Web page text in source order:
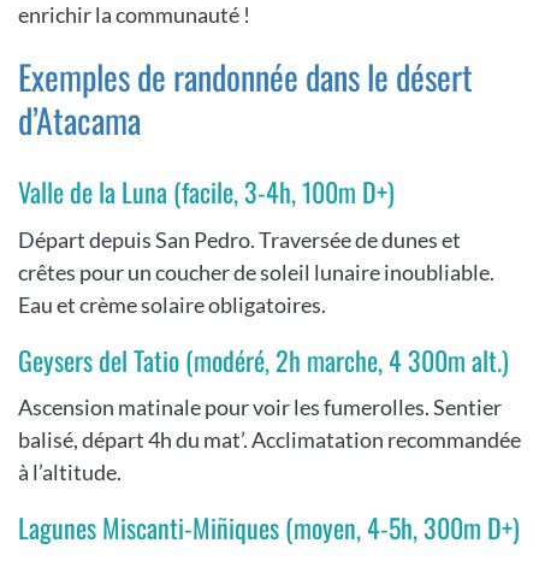
enrichir la communauté !
Exemples de randonnée dans le désert
d’Atacama
Valle de la Luna (facile, 3-4h, 100m D+)
Départ depuis San Pedro. Traversée de dunes et
crêtes pour un coucher de soleil lunaire inoubliable.
Eau et crème solaire obligatoires.
Geysers del Tatio (modéré, 2h marche, 4 300m alt.)
Ascension matinale pour voir les fumerolles. Sentier
balisé, départ 4h du mat’. Acclimatation recommandée
à l’altitude.
Lagunes Miscanti-Miñiques (moyen, 4-5h, 300m D+)